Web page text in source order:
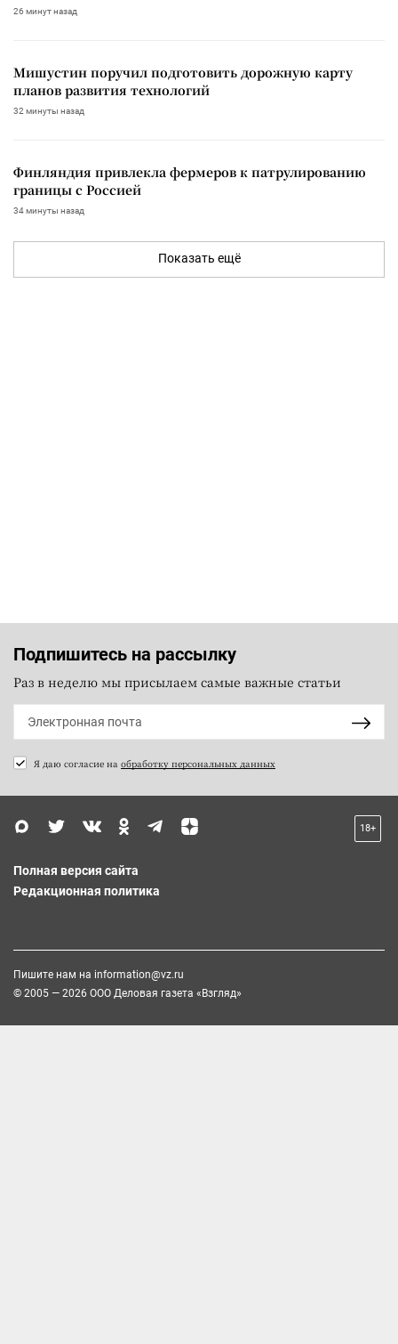
26 минут назад
Мишустин поручил подготовить дорожную карту
планов развития технологий
32 минуты назад
Финляндия привлекла фермеров к патрулированию
границы с Россией
34 минуты назад
Показать ещё
Подпишитесь на рассылку
Раз в неделю мы присылаем самые важные статьи
Я даю согласие на обработку персональных данных
18+
Полная версия сайта
Редакционная политика
Пишите нам на information@vz.ru
© 2005 — 2026 ООО Деловая газета «Взгляд»